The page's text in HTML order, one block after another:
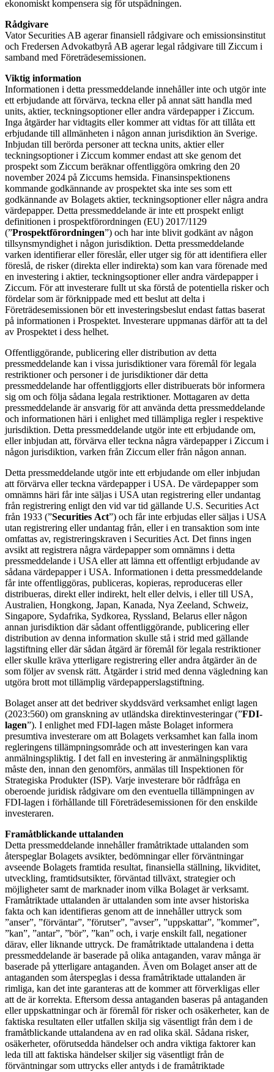
ekonomiskt kompensera sig för utspädningen.
Rådgivare
Vator Securities AB agerar finansiell rådgivare och emissionsinstitut
och Fredersen Advokatbyrå AB agerar legal rådgivare till Ziccum i
samband med Företrädesemissionen.
Viktig information
Informationen i detta pressmeddelande innehåller inte och utgör inte
ett erbjudande att förvärva, teckna eller på annat sätt handla med
units, aktier, teckningsoptioner eller andra värdepapper i Ziccum.
Inga åtgärder har vidtagits eller kommer att vidtas för att tillåta ett
erbjudande till allmänheten i någon annan jurisdiktion än Sverige.
Inbjudan till berörda personer att teckna units, aktier eller
teckningsoptioner i Ziccum kommer endast att ske genom det
prospekt som Ziccum beräknar offentliggöra omkring den 20
november 2024 på Ziccums hemsida. Finansinspektionens
kommande godkännande av prospektet ska inte ses som ett
godkännande av Bolagets aktier, teckningsoptioner eller några andra
värdepapper. Detta pressmeddelande är inte ett prospekt enligt
definitionen i prospektförordningen (EU) 2017/1129
(”Prospektförordningen”) och har inte blivit godkänt av någon
tillsynsmyndighet i någon jurisdiktion. Detta pressmeddelande
varken identifierar eller föreslår, eller utger sig för att identifiera eller
föreslå, de risker (direkta eller indirekta) som kan vara förenade med
en investering i aktier, teckningsoptioner eller andra värdepapper i
Ziccum. För att investerare fullt ut ska förstå de potentiella risker och
fördelar som är förknippade med ett beslut att delta i
Företrädesemissionen bör ett investeringsbeslut endast fattas baserat
på informationen i Prospektet. Investerare uppmanas därför att ta del
av Prospektet i dess helhet.
Offentliggörande, publicering eller distribution av detta
pressmeddelande kan i vissa jurisdiktioner vara föremål för legala
restriktioner och personer i de jurisdiktioner där detta
pressmeddelande har offentliggjorts eller distribuerats bör informera
sig om och följa sådana legala restriktioner. Mottagaren av detta
pressmeddelande är ansvarig för att använda detta pressmeddelande
och informationen häri i enlighet med tillämpliga regler i respektive
jurisdiktion. Detta pressmeddelande utgör inte ett erbjudande om,
eller inbjudan att, förvärva eller teckna några värdepapper i Ziccum i
någon jurisdiktion, varken från Ziccum eller från någon annan.
Detta pressmeddelande utgör inte ett erbjudande om eller inbjudan
att förvärva eller teckna värdepapper i USA. De värdepapper som
omnämns häri får inte säljas i USA utan registrering eller undantag
från registrering enligt den vid var tid gällande U.S. Securities Act
från 1933 (”Securities Act”) och får inte erbjudas eller säljas i USA
utan registrering eller undantag från, eller i en transaktion som inte
omfattas av, registreringskraven i Securities Act. Det finns ingen
avsikt att registrera några värdepapper som omnämns i detta
pressmeddelande i USA eller att lämna ett offentligt erbjudande av
sådana värdepapper i USA. Informationen i detta pressmeddelande
får inte offentliggöras, publiceras, kopieras, reproduceras eller
distribueras, direkt eller indirekt, helt eller delvis, i eller till USA,
Australien, Hongkong, Japan, Kanada, Nya Zeeland, Schweiz,
Singapore, Sydafrika, Sydkorea, Ryssland, Belarus eller någon
annan jurisdiktion där sådant offentliggörande, publicering eller
distribution av denna information skulle stå i strid med gällande
lagstiftning eller där sådan åtgärd är föremål för legala restriktioner
eller skulle kräva ytterligare registrering eller andra åtgärder än de
som följer av svensk rätt. Åtgärder i strid med denna vägledning kan
utgöra brott mot tillämplig värdepapperslagstiftning.
Bolaget anser att det bedriver skyddsvärd verksamhet enligt lagen
(2023:560) om granskning av utländska direktinvesteringar (”FDI-
lagen”). I enlighet med FDI-lagen måste Bolaget informera
presumtiva investerare om att Bolagets verksamhet kan falla inom
regleringens tillämpningsområde och att investeringen kan vara
anmälningspliktig. I det fall en investering är anmälningspliktig
måste den, innan den genomförs, anmälas till Inspektionen för
Strategiska Produkter (ISP). Varje investerare bör rådfråga en
oberoende juridisk rådgivare om den eventuella tillämpningen av
FDI-lagen i förhållande till Företrädesemissionen för den enskilde
investeraren.
Framåtblickande uttalanden
Detta pressmeddelande innehåller framåtriktade uttalanden som
återspeglar Bolagets avsikter, bedömningar eller förväntningar
avseende Bolagets framtida resultat, finansiella ställning, likviditet,
utveckling, framtidsutsikter, förväntad tillväxt, strategier och
möjligheter samt de marknader inom vilka Bolaget är verksamt.
Framåtriktade uttalanden är uttalanden som inte avser historiska
fakta och kan identifieras genom att de innehåller uttryck som
”anser”, ”förväntar”, ”förutser”, ”avser”, ”uppskattar”, ”kommer”,
”kan”, ”antar”, ”bör”, ”kan” och, i varje enskilt fall, negationer
därav, eller liknande uttryck. De framåtriktade uttalandena i detta
pressmeddelande är baserade på olika antaganden, varav många är
baserade på ytterligare antaganden. Även om Bolaget anser att de
antaganden som återspeglas i dessa framåtriktade uttalanden är
rimliga, kan det inte garanteras att de kommer att förverkligas eller
att de är korrekta. Eftersom dessa antaganden baseras på antaganden
eller uppskattningar och är föremål för risker och osäkerheter, kan de
faktiska resultaten eller utfallen skilja sig väsentligt från dem i de
framåtblickande uttalandena av en rad olika skäl. Sådana risker,
osäkerheter, oförutsedda händelser och andra viktiga faktorer kan
leda till att faktiska händelser skiljer sig väsentligt från de
förväntningar som uttrycks eller antyds i de framåtriktade